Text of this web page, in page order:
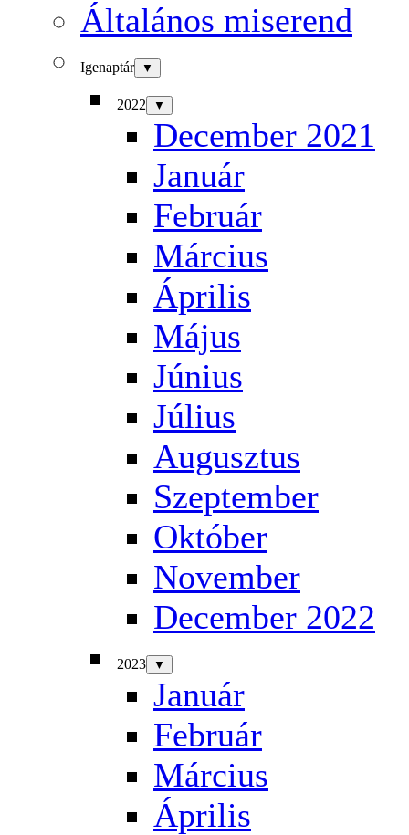
Általános miserend
Igenaptár ▼
2022 ▼
December 2021
Január
Február
Március
Április
Május
Június
Július
Augusztus
Szeptember
Október
November
December 2022
2023 ▼
Január
Február
Március
Április